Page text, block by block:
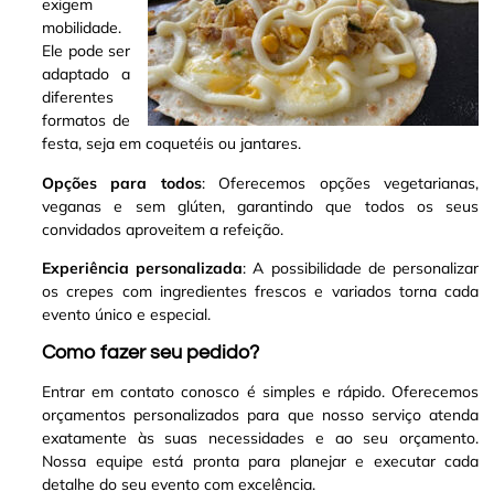
exigem
mobilidade.
Ele pode ser
adaptado a
diferentes
formatos de
festa, seja em coquetéis ou jantares.
Opções para todos: Oferecemos opções vegetarianas,
veganas e sem glúten, garantindo que todos os seus
convidados aproveitem a refeição.
Experiência personalizada: A possibilidade de personalizar
os crepes com ingredientes frescos e variados torna cada
evento único e especial.
Como fazer seu pedido?
Entrar em contato conosco é simples e rápido. Oferecemos
orçamentos personalizados para que nosso serviço atenda
exatamente às suas necessidades e ao seu orçamento.
Nossa equipe está pronta para planejar e executar cada
detalhe do seu evento com excelência.